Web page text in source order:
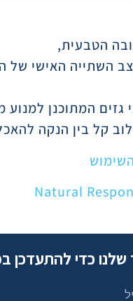
הטבעית,
האישי של
המתוכנן
קל בין הנקה
שלנו כדי להתעדכן